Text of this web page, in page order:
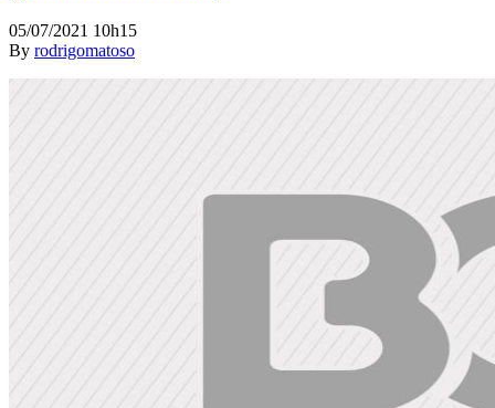
05/07/2021 10h15
By rodrigomatoso